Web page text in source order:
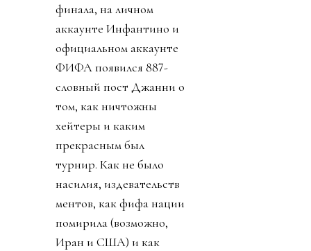
финала, на личном
аккаунте Инфантино и
официальном аккаунте
ФИФА появился 887-
словный пост Джанни о
том, как ничтожны
хейтеры и каким
прекрасным был
турнир. Как не было
насилия, издевательств
ментов, как фифа нации
помирила (возможно,
Иран и США) и как